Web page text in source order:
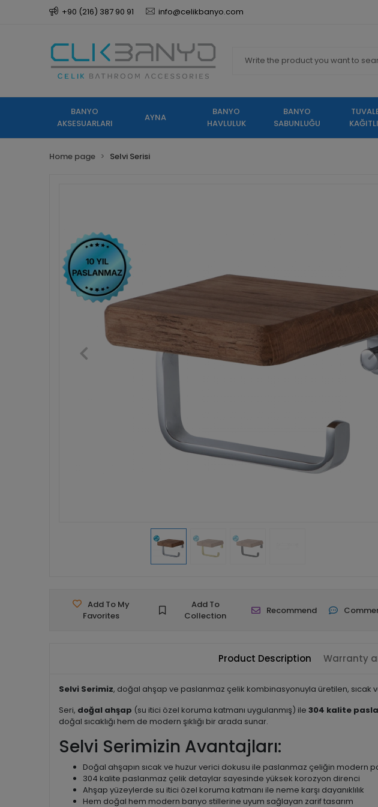
+90 (216) 387 90 91 info@celikbanyo.com
BANYO
AKSESUARLARI
AYNA
BANYO
HAVLULUK
BANYO
SABUNLUĞU
Home page Selvi Serisi
Add To My
Favorites
Add To
Collection
Recommend
Product Description Warranty
Selvi Serimiz, doğal ahşap ve paslanmaz çelik kombinasyonuyla üretilen, sıcak
Seri, doğal ahşap (su itici özel koruma katmanı uygulanmış) ile 304 kalite
doğal sıcaklığı hem de modern şıklığı bir arada sunar.
Selvi Serimizin Avantajları:
Doğal ahşapın sıcak ve huzur verici dokusu ile paslanmaz çeliğin modern
304 kalite paslanmaz çelik detaylar sayesinde yüksek korozyon direnci
Ahşap yüzeylerde su itici özel koruma katmanı ile neme karşı dayanıklılık
Hem doğal hem modern banyo stillerine uyum sağlayan zarif tasarım